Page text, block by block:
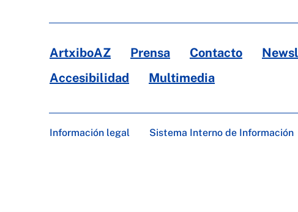
ArtxiboAZ Prensa Contacto
Accesibilidad
Multimedia
Información legal Sistema Interno de Información